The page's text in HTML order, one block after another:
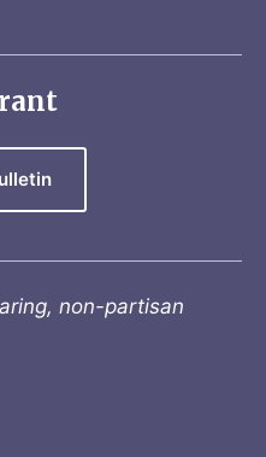
non-partisan